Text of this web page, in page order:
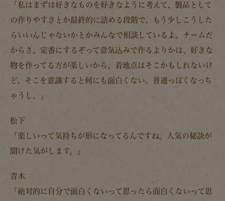
「私はまずは好きなものを好きなように考えて、製品として
の作りやすさとか最終的に詰める段階で、もう少しこうした
らいいんじゃないかとかみんなで相談しているよ。チームだ
からさ。定番にするぞって意気込みで作るよりかは、 好きな
物を作ってる方が楽しいから 。着地点はそこかもしれないけ
ど、そこを意識すると何にも面白くない。普通っぽくなっち
ゃうし。」
松下
「楽しいって気持ちが形になってるんですね。人気の秘訣が
聞けた気がします。」
青木
「 絶対的に自分で面白くないって思ったら面白くないって思